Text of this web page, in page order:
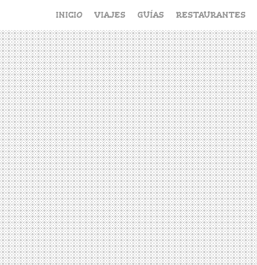
contenido
INICIO VIAJES GUÍAS RESTAURANTES